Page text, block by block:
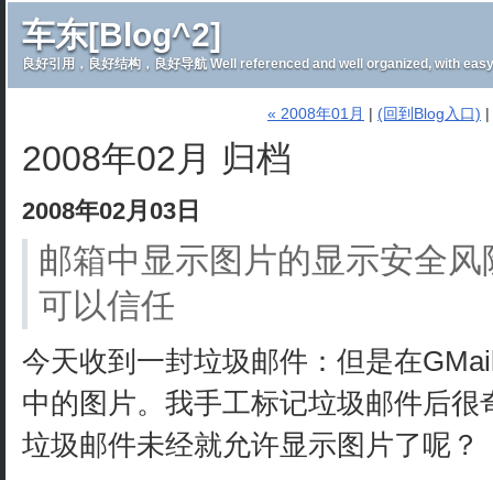
车东[Blog^2]
良好引用，良好结构，良好导航 Well referenced and well organized, with
« 2008年01月 | (回到Blog入口) |
2008年02月 归档
2008年02月03日
邮箱中显示图片的显示安全
可以信任
今天收到一封垃圾邮件：但是在
中的图片。我手工标记垃圾邮件后
垃圾邮件未经就允许显示图片了呢？